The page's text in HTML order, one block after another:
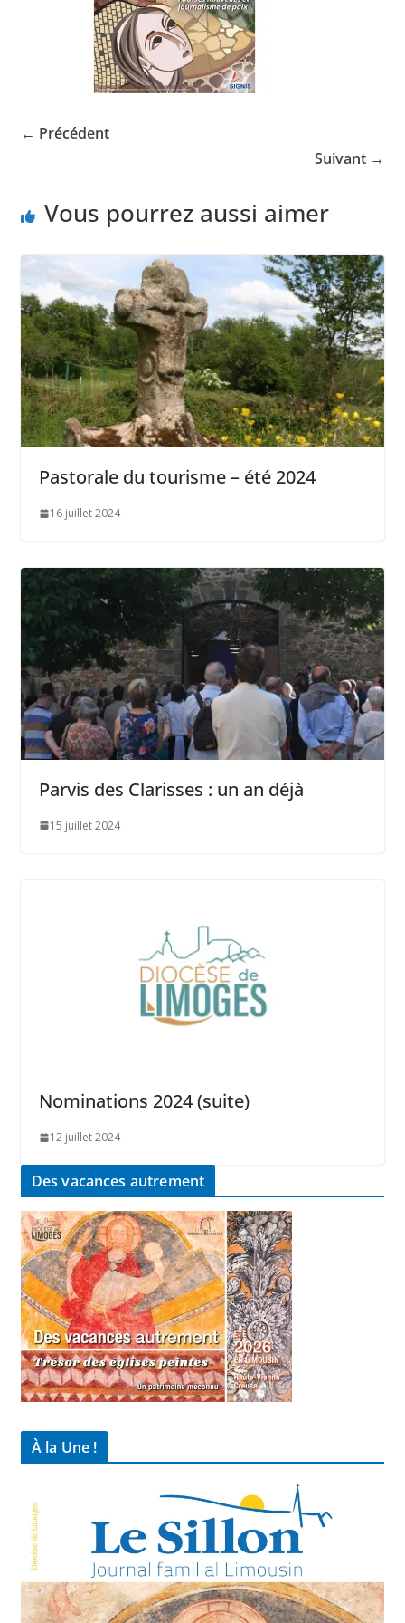
← Précédent
Suivant →
Vous pourrez aussi aimer
Pastorale du tourisme – été 2024
16 juillet 2024
Parvis des Clarisses : un an déjà
15 juillet 2024
Nominations 2024 (suite)
12 juillet 2024
Des vacances autrement
À la Une !